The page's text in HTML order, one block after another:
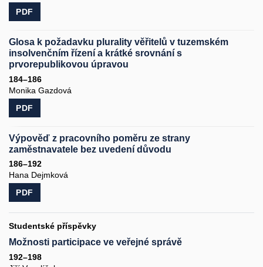
PDF
Glosa k požadavku plurality věřitelů v tuzemském
insolvenčním řízení a krátké srovnání s
prvorepublikovou úpravou
184–186
Monika Gazdová
PDF
Výpověď z pracovního poměru ze strany
zaměstnavatele bez uvedení důvodu
186–192
Hana Dejmková
PDF
Studentské příspěvky
Možnosti participace ve veřejné správě
192–198